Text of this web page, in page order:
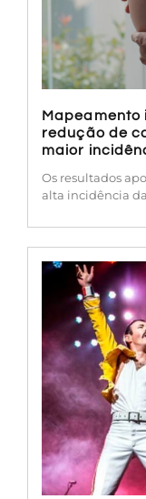
redução de
maior
Os resultados
alta incidência